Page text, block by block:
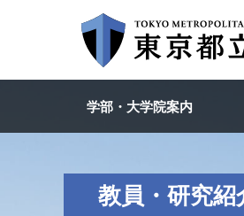
学部・大学院案内
教員・研究紹